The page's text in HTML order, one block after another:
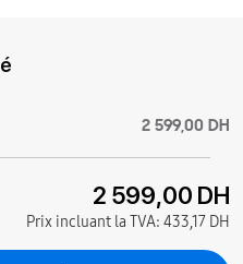
2 599,00 DH
2 599,00 DH
Prix incluant la TVA: 433,17 DH